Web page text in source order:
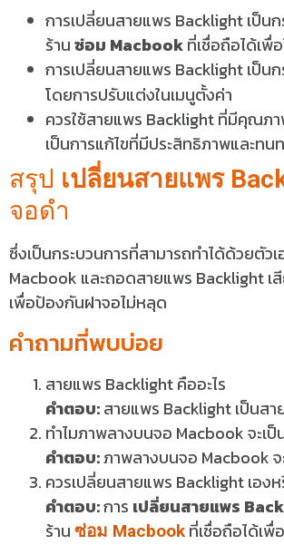
การเปลี่ยนสายแพร Backlight เป็น
ร้านซ่อม Macbookที่เชื่อถือได้เ
การเปลี่ยนสายแพร Backlight เป็น
โดยการปรับแต่งในเมนูตั้งค่า
ควรใช้สายแพร Backlight ที่มีคุณภ
เป็นการแก้ไขที่มีประสิทธิภาพและทน
สรุป เปลี่ยนสายแพร
จอดำ
ซึ่งเป็นกระบวนการที่สามารถทำได้ด้วยตัว
Macbook และถอดสายแพร Backlight
เพื่อป้องกันฝาจอไม่หลุด
คำถามที่พบบ่อย
สายแพร Backlight คืออะไร
คำตอบ:สายแพร Backlight เป็นส
ทำไมภาพลางบนจอ Macbook จะเป็
คำตอบ:ภาพลางบนจอ Macbook จ
ควรเปลี่ยนสายแพร Backlight เองห
คำตอบ:การ เปลี่ยนสายแพร
ร้าน ซ่อม Macbook ที่เชื่อถือได้เ